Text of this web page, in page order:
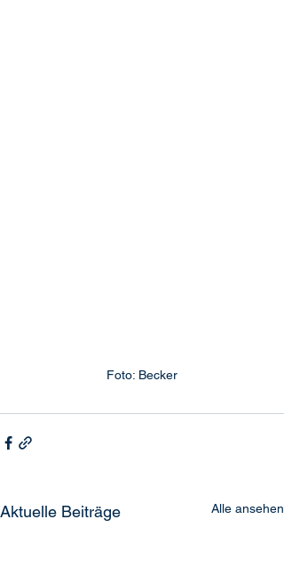
Foto: Becker
Aktuelle Beiträge Alle ansehen